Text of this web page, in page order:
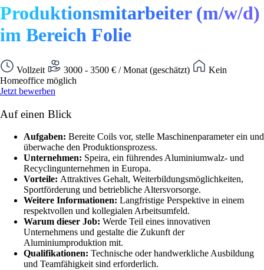
Produktionsmitarbeiter (m/w/d)
im Bereich Folie
Vollzeit 3000 - 3500 € / Monat (geschätzt)
Kein
Homeoffice möglich
Jetzt bewerben
Auf einen Blick
Aufgaben: Bereite Coils vor, stelle Maschinenparameter ein und
überwache den Produktionsprozess.
Unternehmen: Speira, ein führendes Aluminiumwalz- und
Recyclingunternehmen in Europa.
Vorteile: Attraktives Gehalt, Weiterbildungsmöglichkeiten,
Sportförderung und betriebliche Altersvorsorge.
Weitere Informationen: Langfristige Perspektive in einem
respektvollen und kollegialen Arbeitsumfeld.
Warum dieser Job: Werde Teil eines innovativen
Unternehmens und gestalte die Zukunft der
Aluminiumproduktion mit.
Qualifikationen: Technische oder handwerkliche Ausbildung
und Teamfähigkeit sind erforderlich.